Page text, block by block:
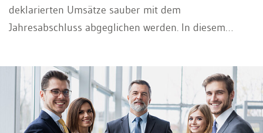
deklarierten Umsätze sauber mit dem
Jahresabschluss abgeglichen werden. In diesem
Dokumentationspflichten Sie dabei im Blick behalten
müssen.